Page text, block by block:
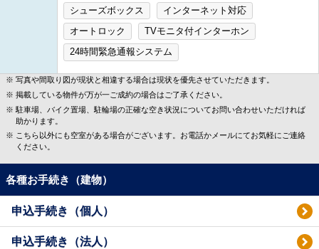
シューズボックス
インターネット対応
オートロック
TVモニタ付インターホン
24時間緊急通報システム
写真や間取り図が現状と相違する場合は現状を優先させていただきます。
掲載している物件が万が一ご成約の場合はご了承ください。
駐車場、バイク置場、駐輪場の正確な空き状況についてお問い合わせいただければ
助かります。
こちら以外にも空室がある場合がございます。お電話かメールにてお気軽にご連絡
ください。
各種お手続き（建物）
申込手続き（個人）
申込手続き（法人）